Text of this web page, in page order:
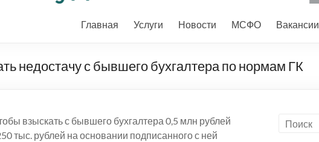
Главная Услуги Новости МСФО Вакансии
недостачу с бывшего бухгалтера по нормам ГК
взыскать с бывшего бухгалтера 0,5 млн рублей
тыс. рублей на основании подписанного с ней